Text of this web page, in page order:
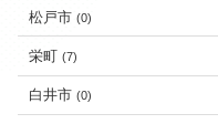
松戸市 (0)
栄町 (7)
白井市 (0)